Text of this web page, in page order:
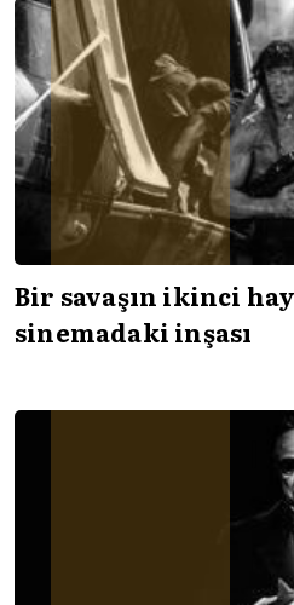
Bir savaşın ikinci
sinemadaki inşası